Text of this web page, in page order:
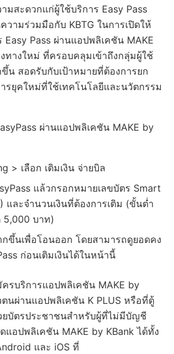
มสะดวกแก่ผู้ใช้บริการ Easy Pass
วามร่วมมือกับ KBTG ในการเปิดให้
Easy Pass ผ่านแอปพลิเคชัน MAKE
ทางใหม่ ที่ครอบคลุมเข้าถึงกลุ่มผู้ใช้
น สอดรับกับเป้าหมายที่ต้องการยก
รยุคใหม่ที่ใช้เทคโนโลยีและนวัตกรรม
ผ่านแอปพลิเคชัน MAKE by
> เลือก เติมเงิน จ่ายบิล
แล้วกรอกหมายเลขบัตร Smart
และจำนวนเงินที่ต้องการเติม (ขั้นต่ำ
5,000 บาท)
ขึ้นเพื่อโอนออก โดยสามารถดูยอดคง
ก่อนเติมเงินได้ในหน้านี้
รบริการแอปพลิเคชัน MAKE by
ตนผ่านแอปพลิเคชัน K PLUS หรือที่ตู้
ยบัตรประชาชนสำหรับผู้ที่ไม่มีบัญชี
แอปพลิเคชัน MAKE by KBank ได้ทั้ง
และ iOS ที่